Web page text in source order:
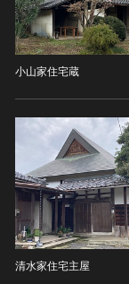
国指定文化財等デ
小山家住宅蔵
清水家住宅主屋
古墳 [日本]
飛鳥 [日本]
奈良 [日本]
南北朝 [日
室町 [日本]
安土・桃山
江戸 [日本]
明治 [日本]
大正 [日本]
建造物
宗教建築
近代その他
絵画
日本画
油彩画
水彩
素描
所在地（都道府県）
所在地（都道府
所在地（市区町
所蔵館
指定区分
指定区分を選択